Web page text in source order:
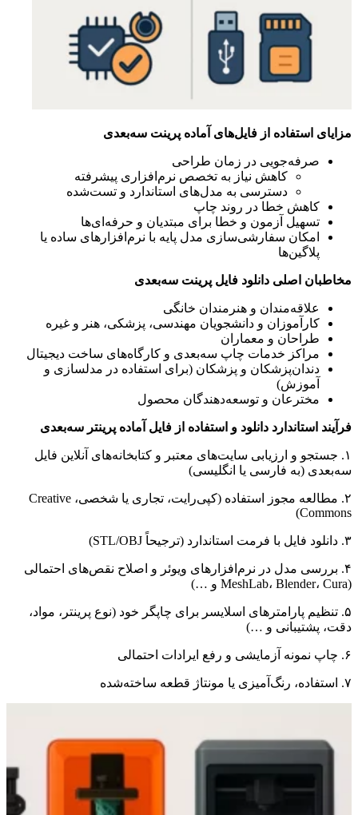
مزایای استفاده از فایل‌های آماده پرینت سه‌بعدی
صرفه‌جویی در زمان طراحی
کاهش نیاز به تخصص نرم‌افزاری پیشرفته
دسترسی به مدل‌های استاندارد و تست‌شده
کاهش خطا در روند چاپ
تسهیل آزمون و خطا برای مبتدیان و حرفه‌ای‌ها
امکان سفارشی‌سازی مدل پایه با نرم‌افزارهای ساده یا
پلاگین‌ها
مخاطبان اصلی دانلود فایل پرینت سه‌بعدی
علاقه‌مندان و هنرمندان خانگی
کارآموزان و دانشجویان مهندسی، پزشکی، هنر و غیره
طراحان و معماران
مراکز خدمات چاپ سه‌بعدی و کارگاه‌های ساخت دیجیتال
دندان‌پزشکان و پزشکان (برای استفاده در مدلسازی و
آموزش)
مخترعان و توسعه‌دهندگان محصول
فرآیند استاندارد دانلود و استفاده از فایل آماده پرینتر سه‌بعدی
۱. جستجو و ارزیابی سایت‌های معتبر و کتابخانه‌های آنلاین فایل
سه‌بعدی (به فارسی یا انگلیسی)
۲. مطالعه مجوز استفاده (کپی‌رایت، تجاری یا شخصی، Creative
Commons)
۳. دانلود فایل با فرمت استاندارد (ترجیحاً STL/OBJ)
۴. بررسی مدل در نرم‌افزارهای ویوئر و اصلاح نقص‌های احتمالی
(MeshLab، Blender، Cura و …)
۵. تنظیم پارامترهای اسلایسر برای چاپگر خود (نوع پرینتر، مواد،
دقت، پشتیبانی و …)
۶. چاپ نمونه آزمایشی و رفع ایرادات احتمالی
۷. استفاده، رنگ‌آمیزی یا مونتاژ قطعه ساخته‌شده